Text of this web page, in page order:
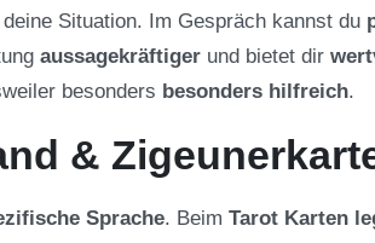
Situation. Im Gespräch kannst du
aussagekräftiger und bietet dir
besonders besonders hilfreich.
&
Sprache. Beim Tarot Karten